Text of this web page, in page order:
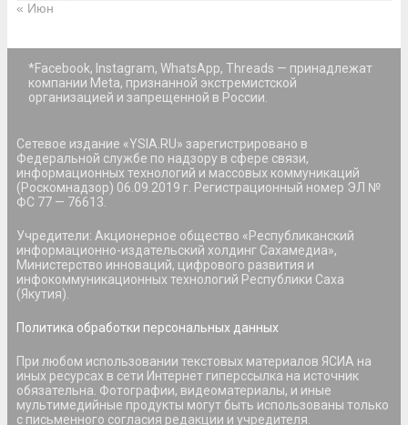
« Июн
*Facebook, Instagram, WhatsApp, Threads — принадлежат
компании Meta, признанной экстремистской
организацией и запрещенной в России.
Сетевое издание «YSIA.RU» зарегистрировано в
Федеральной службе по надзору в сфере связи,
информационных технологий и массовых коммуникаций
(Роскомнадзор) 06.09.2019 г. Регистрационный номер ЭЛ №
ФС 77 — 76613.
Учредители: Акционерное общество «Республиканский
информационно-издательский холдинг Сахамедиа»,
Министерство инноваций, цифрового развития и
инфокоммуникационных технологий Республики Саха
(Якутия).
Политика обработки персональных данных
При любом использовании текстовых материалов ЯСИА на
иных ресурсах в сети Интернет гиперссылка на источник
обязательна. Фотографии, видеоматериалы, и иные
мультимедийные продукты могут быть использованы только
с письменного согласия редакции и учредителя.